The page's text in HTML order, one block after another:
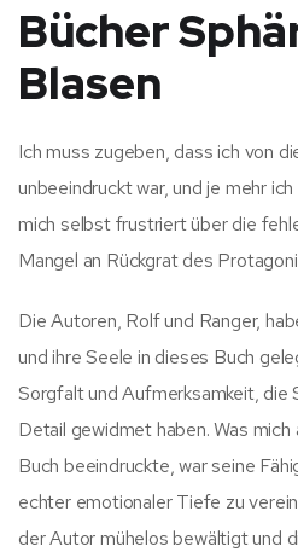
Bücher
Blasen
Ich muss zugeben, dass ich von
unbeeindruckt war, und je mehr
mich selbst frustriert über die
Mangel an Rückgrat des
Die Autoren, Rolf und Ranger,
und ihre Seele in dieses Buch
Sorgfalt und Aufmerksamkeit, die
Detail gewidmet haben. Was
Buch beeindruckte, war seine
echter emotionaler Tiefe zu
der Autor mühelos bewältigt und